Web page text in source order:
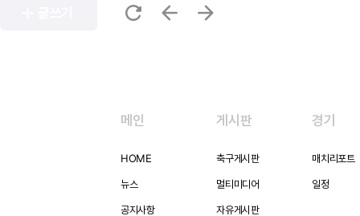
refresh arrow_back arrow_forward
메인
HOME
뉴스
공지사항
게시판
축구게시판
멀티미디어
자유게시판
경기
매치리포트
일정